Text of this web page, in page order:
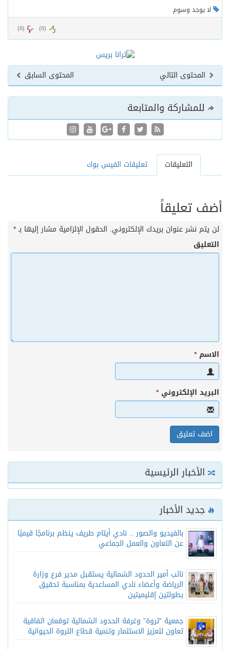
لا يوجد وسوم
(
0
) (
0
)
المحتوى السابق المحتوى التالي
للمشاركة والمتابعة
التعليقات تعليقات الفيس بوك
أضف تعليقاً
لن يتم نشر عنوان بريدك الإلكتروني. الحقول الإلزامية مشار إليها بـ*
التعليق
الاسم*
البريد الإلكتروني*
الأخبار الرئيسية
جديد الأخبار
بالفيديو والصور .. نادي أيتام طريف ينظم برنامجًا قيميًا
عن التعاون والعمل الجماعي
نائب أمير الحدود الشمالية يستقبل مدير فرع وزارة
الرياضة وأعضاء نادي المساعدية بمناسبة تحقيق
بطولتين إقليميتين
جمعية “ثروة” وغرفة الحدود الشمالية توقعان اتفاقية
تعاون لتعزيز الاستثمار وتنمية قطاع الثروة الحيوانية